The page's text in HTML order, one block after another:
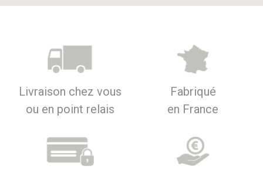
Livraison chez vous
ou en point relais
Fabriqué
en France